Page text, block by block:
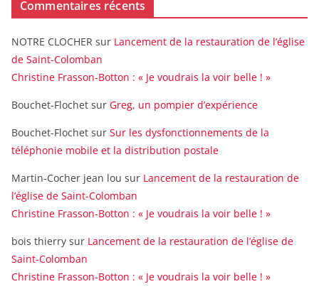
Commentaires récents
NOTRE CLOCHER sur Lancement de la restauration de l’église
de Saint-Colomban
Christine Frasson-Botton : « Je voudrais la voir belle ! »
Bouchet-Flochet sur Greg, un pompier d’expérience
Bouchet-Flochet sur Sur les dysfonctionnements de la
téléphonie mobile et la distribution postale
Martin-Cocher jean lou sur Lancement de la restauration de
l’église de Saint-Colomban
Christine Frasson-Botton : « Je voudrais la voir belle ! »
bois thierry sur Lancement de la restauration de l’église de
Saint-Colomban
Christine Frasson-Botton : « Je voudrais la voir belle ! »